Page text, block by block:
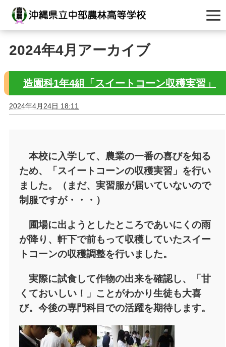
2024年4月アーカイブ
造園科1年4組「スイートコーン収穫実習」
2024年4月24日 18:11
本校に入学して、農業の一番の喜びを知る
ため、「スイートコーンの収穫実習」を行い
ました。（まだ、実習服が届いていないので
制服ですが・・・）
圃場に出ようとしたところであいにくの雨
が降り、軒下で前もって収穫していたスイー
トコーンの収穫調整を行いました。
実際に試食して作物の出来を確認し、「甘
くておいしい！」ことがわかり生徒も大喜
び。今後の専門科目での活躍を期待します。